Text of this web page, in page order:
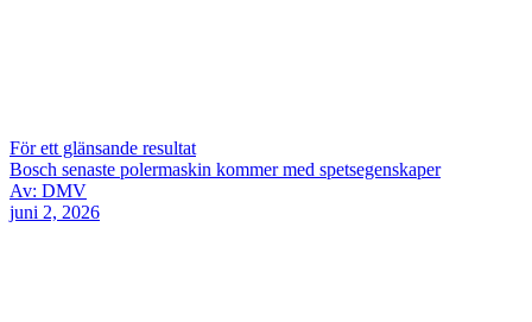
För ett glänsande resultat
Bosch senaste polermaskin kommer med spetsegenskaper
Av: DMV
juni 2, 2026